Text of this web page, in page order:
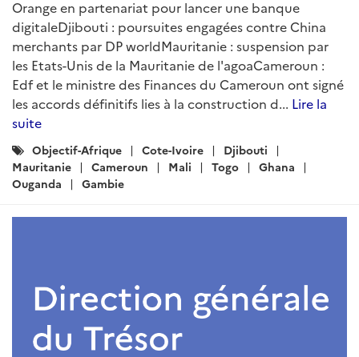
Orange en partenariat pour lancer une banque
digitaleDjibouti : poursuites engagées contre China
merchants par DP worldMauritanie : suspension par
les Etats-Unis de la Mauritanie de l'agoaCameroun :
Edf et le ministre des Finances du Cameroun ont signé
les accords définitifs lies à la construction d... Lire la
suite
Catégories
:
Objectif-Afrique Cote-Ivoire
Djibouti
Mauritanie
Cameroun Mali Togo
Ghana
Ouganda
Gambie